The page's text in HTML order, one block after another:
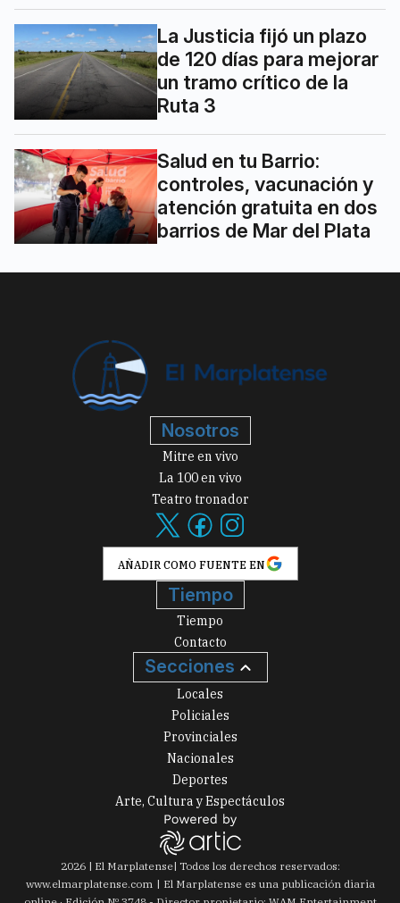
La Justicia fijó un plazo
de 120 días para mejorar
un tramo crítico de la
Ruta 3
Salud en tu Barrio:
controles, vacunación y
atención gratuita en dos
barrios de Mar del Plata
Nosotros
Mitre en vivo
La 100 en vivo
Teatro tronador
AÑADIR COMO FUENTE EN
Tiempo
Tiempo
Contacto
Secciones
Locales
Policiales
Provinciales
Nacionales
Deportes
Arte, Cultura y Espectáculos
2026| El Marplatense| Todos los derechos reservados:
www.elmarplatense.com
El Marplatense es una publicación diaria